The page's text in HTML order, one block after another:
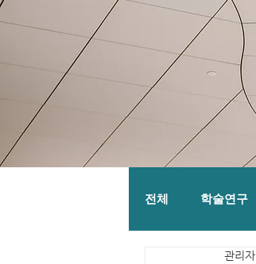
전체 학술연구
관리자